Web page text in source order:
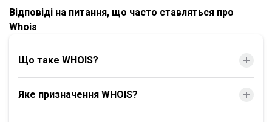
Відповіді на питання, що часто ставляться про
Whois
Що таке WHOIS?
Яке призначення WHOIS?